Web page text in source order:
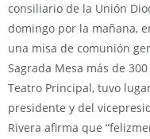
consiliario de la Unión
domingo por la mañana,
una misa de comunión
Sagrada Mesa más de
Teatro Principal, tuvo
presidente y del
Rivera afirma que